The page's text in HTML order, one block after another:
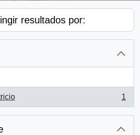
resultados por:
1